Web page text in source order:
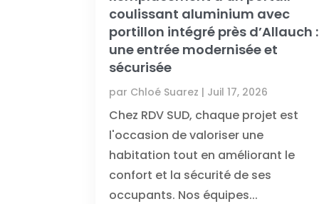
coulissant aluminium avec
portillon intégré près d’Allauch :
une entrée modernisée et
sécurisée
par Chloé Suarez | Juil 17, 2026
Chez RDV SUD, chaque projet est
l'occasion de valoriser une
habitation tout en améliorant le
confort et la sécurité de ses
occupants. Nos équipes...